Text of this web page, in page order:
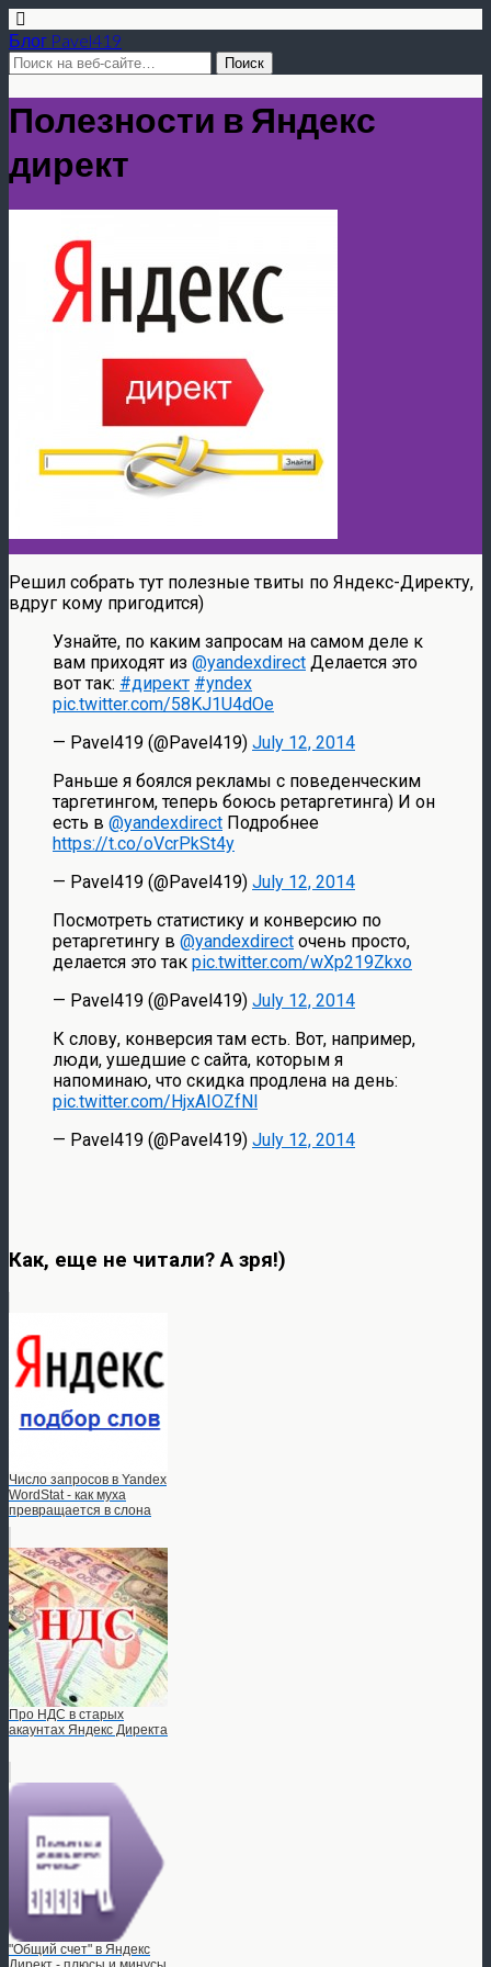
Блог Pavel419
Полезности в Яндекс
директ
Решил собрать тут полезные твиты по Яндекс-Директу,
вдруг кому пригодится)
Узнайте, по каким запросам на самом деле к
вам приходят из @yandexdirect Делается это
вот так: #директ #yndex
pic.twitter.com/58KJ1U4dOe
— Pavel419 (@Pavel419) July 12, 2014
Раньше я боялся рекламы с поведенческим
таргетингом, теперь боюсь ретаргетинга) И он
есть в @yandexdirect Подробнее
https://t.co/oVcrPkSt4y
— Pavel419 (@Pavel419) July 12, 2014
Посмотреть статистику и конверсию по
ретаргетингу в @yandexdirect очень просто,
делается это так pic.twitter.com/wXp219Zkxo
— Pavel419 (@Pavel419) July 12, 2014
К слову, конверсия там есть. Вот, например,
люди, ушедшие с сайта, которым я
напоминаю, что скидка продлена на день:
pic.twitter.com/HjxAIOZfNl
— Pavel419 (@Pavel419) July 12, 2014
Как, еще не читали? А зря!)
Число запросов в Yandex
WordStat - как муха
превращается в слона
Про НДС в старых
акаунтах Яндекс Директа
"Общий счет" в Яндекс